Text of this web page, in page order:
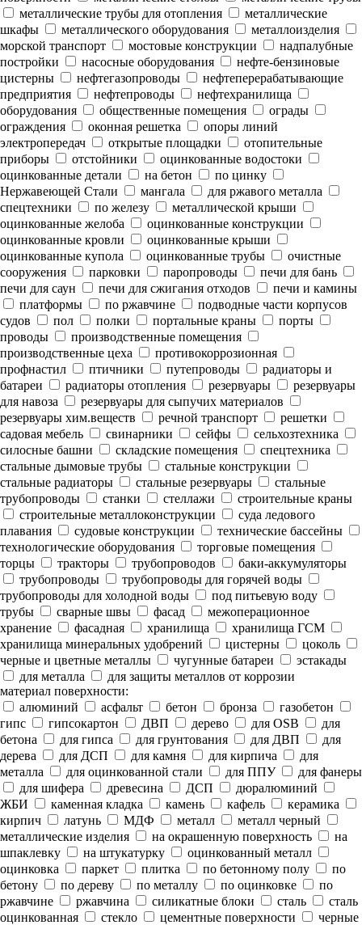
металлические трубы для отопления
металлические
шкафы
металлического оборудования
металлоизделия
морской транспорт
мостовые конструкции
надпалубные
постройки
насосные оборудования
нефте-бензиновые
цистерны
нефтегазопроводы
нефтеперерабатывающие
предприятия
нефтепроводы
нефтехранилища
оборудования
общественные помещения
ограды
ограждения
оконная решетка
опоры линий
электропередач
открытые площадки
отопительные
приборы
отстойники
оцинкованные водостоки
оцинкованные детали
на бетон
по цинку
Нержавеющей Стали
мангала
для ржавого металла
спецтехники
по железу
металлической крыши
оцинкованные желоба
оцинкованные конструкции
оцинкованные кровли
оцинкованные крыши
оцинкованные купола
оцинкованные трубы
очистные
сооружения
парковки паропроводы
печи для бань
печи для саун
печи для сжигания отходов
печи и камины
платформы
по ржавчине
подводные части корпусов
судов
пол полки портальные краны
порты
проводы
производственные помещения
производственные цеха
противокоррозионная
профнастил
птичники путепроводы
радиаторы и
батареи
радиаторы отопления резервуары
резервуары
для навоза
резервуары для сыпучих материалов
резервуары хим.веществ
речной транспорт
решетки
садовая мебель
свинарники сейфы
сельхозтехника
силосные башни
складские помещения
спецтехника
стальные дымовые трубы
стальные конструкции
стальные радиаторы
стальные резервуары
стальные
трубопроводы
станки стеллажи
строительные краны
строительные металлоконструкции
суда ледового
плавания
судовые конструкции
технические бассейны
технологические оборудования
торговые помещения
торцы
тракторы трубопроводов
баки-аккумуляторы
трубопроводы
трубопроводы для горячей воды
трубопроводы для холодной воды
под питьевую воду
трубы
сварные швы фасад
межоперационное
хранение
фасадная хранилища
хранилища ГСМ
хранилища минеральных удобрений
цистерны
цоколь
черные и цветные металлы
чугунные батареи
эстакады
для металла
для защиты металлов от коррозии
материал поверхности:
алюминий
асфальт бетон бронза
газобетон
гипс
гипсокартон ДВП дерево для OSB
для
бетона
для гипса для грунтования для ДВП
для
дерева
для ДСП для камня для кирпича
для
металла
для оцинкованной стали для ППУ
для фанеры
для шифера
древесина ДСП
дюралюминий
ЖБИ
каменная кладка камень кафель
керамика
кирпич
латунь МДФ металл
металл черный
металлические изделия
на окрашенную поверхность
на
шпаклевку
на штукатурку
оцинкованный металл
оцинковка
паркет плитка по бетонному полу
по
бетону
по дереву по металлу по оцинковке
по
ржавчине
ржавчина силикатные блоки сталь
сталь
оцинкованная
стекло цементные поверхности
черные